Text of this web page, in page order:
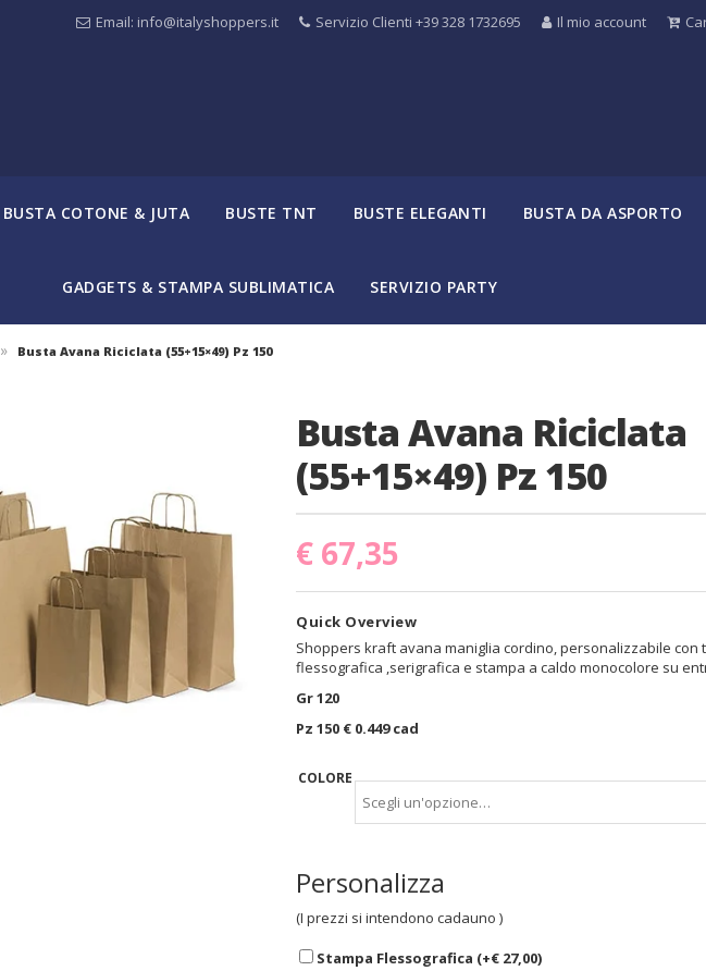
Email: info@italyshoppers.it Servizio Clienti +39 328 1732695 Il mio account
BUSTA COTONE & JUTA BUSTE TNT BUSTE ELEGANTI BUSTA DA ASPORTO
GADGETS & STAMPA SUBLIMATICA SERVIZIO PARTY
» Busta Avana Riciclata (55+15×49) Pz 150
Busta Avana Riciclata
(55+15×49) Pz 150
€ 67,35
Quick Overview
Shoppers kraft avana maniglia cordino, personalizzabile con
flessografica ,serigrafica e stampa a caldo monocolore su
Gr 120
Pz 150 € 0.449 cad
COLORE
Personalizza
(I prezzi si intendono cadauno )
Stampa Flessografica (+€ 27,00)